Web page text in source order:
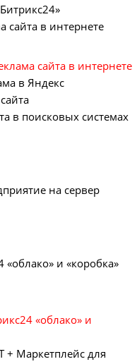
сайта в интернете
сайта в интернете
в Яндекс
в поисковых системах
на сервер
и «коробка»
«облако» и
+ Маркетплейс для